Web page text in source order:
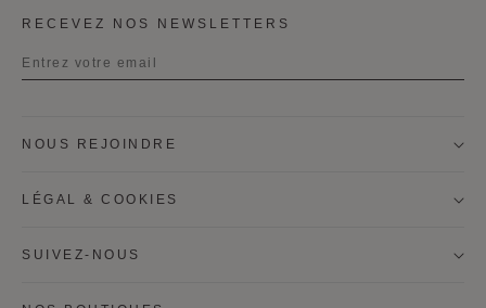
RECEVEZ NOS NEWSLETTERS
Prénom
Nom
NOUS REJOINDRE
LÉGAL & COOKIES
SUIVEZ-NOUS